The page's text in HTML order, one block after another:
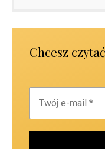
Chcesz